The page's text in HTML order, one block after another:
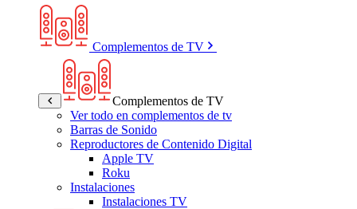
Complementos de TV
Complementos de TV
Ver todo en complementos de tv
Barras de Sonido
Reproductores de Contenido Digital
Apple TV
Roku
Instalaciones
Instalaciones TV